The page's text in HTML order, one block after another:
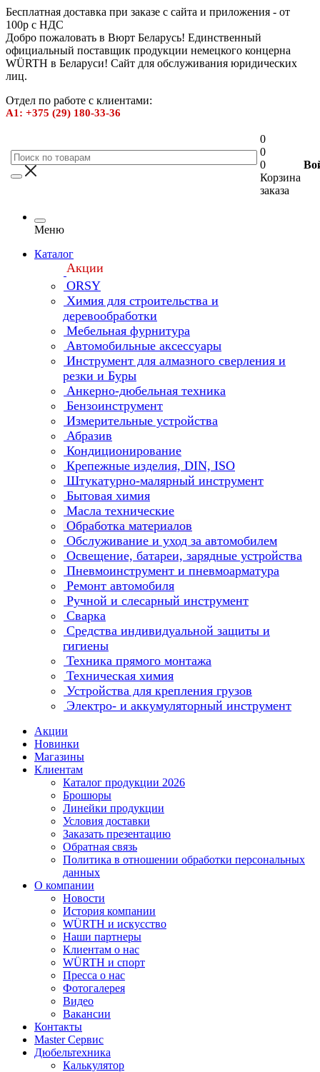
Бесплатная доставка при заказе с сайта и приложения - от
100р с НДС
Добро пожаловать в Вюрт Беларусь! Единственный
официальный поставщик продукции немецкого концерна
WÜRTH в Беларуси! Сайт для обслуживания юридических
лиц.
Отдел по работе с клиентами:
А1: +375 (29) 180-33-36
0
0
0
Корзина
заказа
Меню
Каталог
Акции
ORSY
Химия для строительства и
деревообработки
Мебельная фурнитура
Автомобильные аксессуары
Инструмент для алмазного сверления и
резки и Буры
Анкерно-дюбельная техника
Бензоинструмент
Измерительные устройства
Абразив
Кондиционирование
Крепежные изделия, DIN, ISO
Штукатурно-малярный инструмент
Бытовая химия
Масла технические
Обработка материалов
Обслуживание и уход за автомобилем
Освещение, батареи, зарядные устройства
Пневмоинструмент и пневмоарматура
Ремонт автомобиля
Ручной и слесарный инструмент
Сварка
Средства индивидуальной защиты и
гигиены
Техника прямого монтажа
Техническая химия
Устройства для крепления грузов
Электро- и аккумуляторный инструмент
Акции
Новинки
Магазины
Клиентам
Каталог продукции 2026
Брошюры
Линейки продукции
Условия доставки
Заказать презентацию
Обратная связь
Политика в отношении обработки персональных
данных
О компании
Новости
История компании
WÜRTH и искусство
Наши партнеры
Клиентам о нас
WÜRTH и спорт
Пресса о нас
Фотогалерея
Видео
Вакансии
Контакты
Master Сервис
Дюбельтехника
Калькулятор